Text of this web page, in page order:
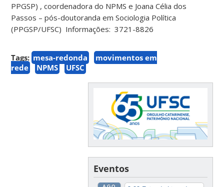
PPGSP) , coordenadora do NPMS e Joana Célia dos
Passos – pós-doutoranda em Sociologia Política
(PPGSP/UFSC) Informações: 3721-8826
Tags: mesa-redonda
movimentos em
rede
NPMS UFSC
Eventos